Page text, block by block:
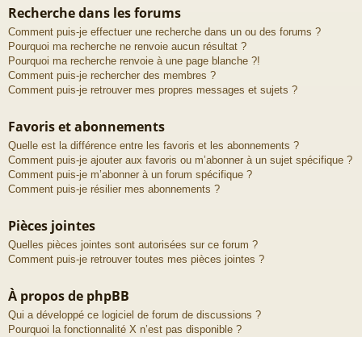
Recherche dans les forums
Comment puis-je effectuer une recherche dans un ou des forums ?
Pourquoi ma recherche ne renvoie aucun résultat ?
Pourquoi ma recherche renvoie à une page blanche ?!
Comment puis-je rechercher des membres ?
Comment puis-je retrouver mes propres messages et sujets ?
Favoris et abonnements
Quelle est la différence entre les favoris et les abonnements ?
Comment puis-je ajouter aux favoris ou m’abonner à un sujet spécifique ?
Comment puis-je m’abonner à un forum spécifique ?
Comment puis-je résilier mes abonnements ?
Pièces jointes
Quelles pièces jointes sont autorisées sur ce forum ?
Comment puis-je retrouver toutes mes pièces jointes ?
À propos de phpBB
Qui a développé ce logiciel de forum de discussions ?
Pourquoi la fonctionnalité X n’est pas disponible ?